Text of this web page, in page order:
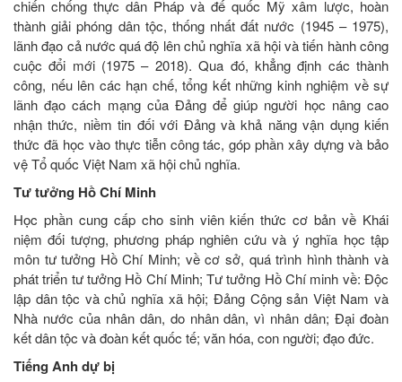
chiến chống thực dân Pháp và đế quốc Mỹ xâm lược, hoàn
thành giải phóng dân tộc, thống nhất đất nước (1945 – 1975),
lãnh đạo cả nước quá độ lên chủ nghĩa xã hội và tiến hành công
cuộc đổi mới (1975 – 2018). Qua đó, khẳng định các thành
công, nếu lên các hạn chế, tổng kết những kinh nghiệm về sự
lãnh đạo cách mạng của Đảng để giúp người học nâng cao
nhận thức, niềm tin đối với Đảng và khả năng vận dụng kiến
thức đã học vào thực tiễn công tác, góp phần xây dựng và bảo
vệ Tổ quốc Việt Nam xã hội chủ nghĩa.
Tư tưởng Hồ Chí Minh
Học phần cung cấp cho sinh viên kiến thức cơ bản về Khái
niệm đối tượng, phương pháp nghiên cứu và ý nghĩa học tập
môn tư tưởng Hồ Chí Minh; về cơ sở, quá trình hình thành và
phát triển tư tưởng Hồ Chí Minh; Tư tưởng Hồ Chí minh về: Độc
lập dân tộc và chủ nghĩa xã hội; Đảng Cộng sản Việt Nam và
Nhà nước của nhân dân, do nhân dân, vì nhân dân; Đại đoàn
kết dân tộc và đoàn kết quốc tế; văn hóa, con người; đạo đức.
Tiếng Anh dự bị